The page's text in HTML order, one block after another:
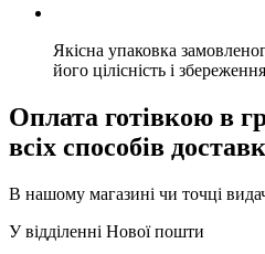
Якісна упаковка
його цілісність і збереження
Оплата готівкою в
всіх способів
В нашому магазині чи точці
У відділенні Нової пошти